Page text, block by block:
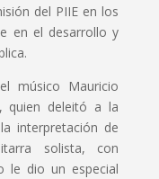
del PIIE en los
en el desarrollo y
músico Mauricio
quien deleitó a la
interpretación de
solista, con
le dio un especial